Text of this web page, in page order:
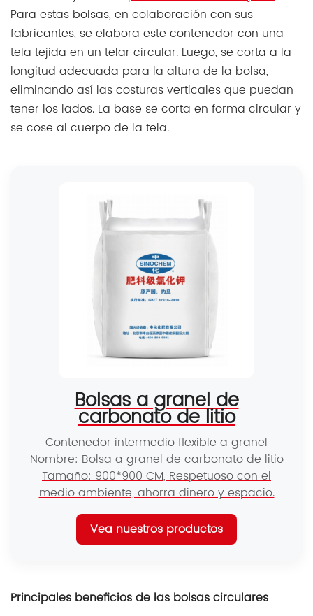
Para estas bolsas, en colaboración con sus
fabricantes, se elabora este contenedor con una
tela tejida en un telar circular. Luego, se corta a la
longitud adecuada para la altura de la bolsa,
eliminando así las costuras verticales que puedan
tener los lados. La base se corta en forma circular y
se cose al cuerpo de la tela.
Bolsas a granel de
carbonato de litio
Contenedor intermedio flexible a granel
Nombre: Bolsa a granel de carbonato de litio
Tamaño: 900*900 CM, Respetuoso con el
medio ambiente, ahorra dinero y espacio.
Vea nuestros productos
Principales beneficios de las bolsas circulares